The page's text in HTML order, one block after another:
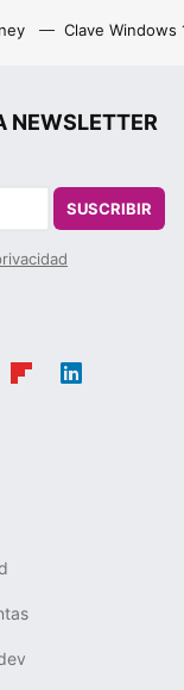
Clave Windows
NEWSLETTER
SUSCRIBIR